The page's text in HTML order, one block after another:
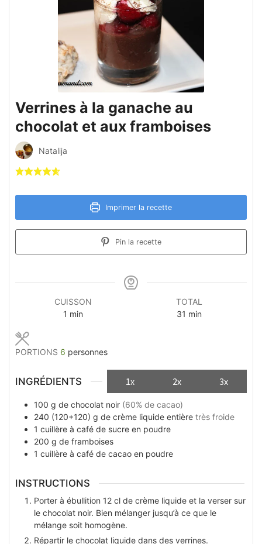
Verrines à la ganache au
chocolat et aux framboises
Natalija
Imprimer la recette
Pin la recette
CUISSON
1 minute
min
TOTAL
31 minutes
min
PORTIONS 6 personnes
INGRÉDIENTS 1x 2x 3x
100 g de chocolat noir (60% de cacao)
240 (120+120) g de crème liquide entière très froide
1 cuillère à café de sucre en poudre
200 g de framboises
1 cuillère à café de cacao en poudre
INSTRUCTIONS
Porter à ébullition 12 cl de crème liquide et la verser sur
le chocolat noir. Bien mélanger jusqu’à ce que le
mélange soit homogène.
Répartir le chocolat liquide dans des verrines.